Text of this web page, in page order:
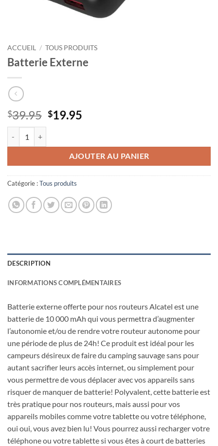
ACCUEIL / TOUS PRODUITS
Batterie Externe
$39.95 Le
était :
$39.95.
$19.95
est :
$19.95.
AJOUTER AU PANIER
Catégorie :Tous produits
DESCRIPTION
INFORMATIONS COMPLÉMENTAIRES
Batterie externe offerte pour nos routeurs Alcatel est une
batterie de 10 000 mAh qui vous permettra d’augmenter
l’autonomie et/ou de rendre votre routeur autonome pour
une période de plus de 24h! Ce produit est idéal pour les
campeurs désireux de faire du camping sauvage sans pour
autant sacrifier leurs accès internet, ou simplement pour
vous permettre de vous déplacer avec vos appareils sans
risquer de manquer de batterie! Polyvalent, cette batterie est
très pratique pour nos routeurs, mais aussi pour vos
appareils mobiles comme votre tablette ou votre téléphone,
oui oui, vous avez bien lu! Vous pourrez aussi recharger votre
téléphone ou votre tablette si vous êtes à court de batteries